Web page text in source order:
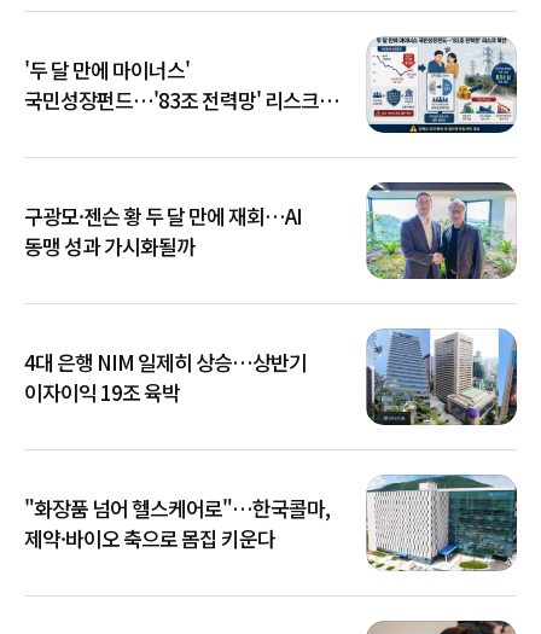
'두 달 만에 마이너스'
국민성장펀드…'83조 전력망' 리스크
구광모·젠슨 황 두 달 만에 재회…AI
동맹 성과 가시화될까
4대 은행 NIM 일제히 상승…상반기
이자이익 19조 육박
"화장품 넘어 헬스케어로"…한국콜마,
제약·바이오 축으로 몸집 키운다